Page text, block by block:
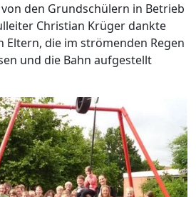
den Grundschülern in Betrieb
Christian Krüger dankte
Eltern, die im strömenden Regen
und die Bahn aufgestellt